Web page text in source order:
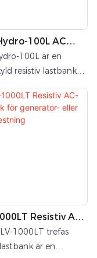
100L AC
Resistiv
100L är en
resistiv lastbank
kW AC, konstruerad
med hög
och ger
stabil drift
effekt
som
och buller i
Resistiv AC-
För Generator-
1000LT trefas
är en